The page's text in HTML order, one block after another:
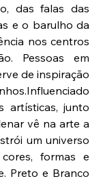
das falas das
e o barulho da
nos centros
Pessoas em
de inspiração
artísticas, junto
vê na arte a
um universo
formas e
Preto e Branco